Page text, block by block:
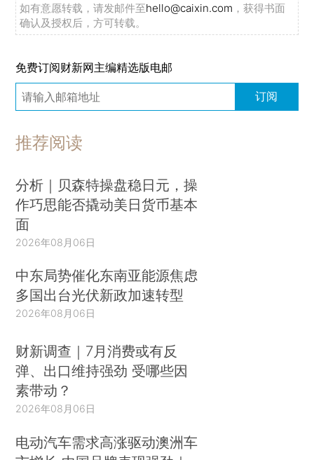
如有意愿转载，请发邮件至hello@caixin.com ，获得书面
确认及授权后，方可转载。
免费订阅财新网主编精选版电邮
订阅
推荐阅读
分析｜贝森特操盘稳日元，操
作巧思能否撬动美日货币基本
面
2026年08月06日
中东局势催化东南亚能源焦虑
多国出台光伏新政加速转型
2026年08月06日
财新调查｜7月消费或有反
弹、出口维持强劲 受哪些因
素带动？
2026年08月06日
电动汽车需求高涨驱动澳洲车